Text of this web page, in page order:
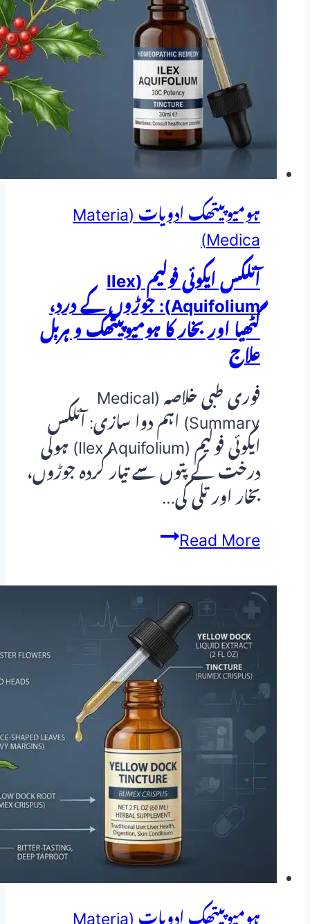
ہومیوپیتھک ادویات (Materia
Medica)
آئلکس ایکوئی فولیم (Ilex
Aquifolium): جوڑوں کے درد،
گٹھیا اور بخار کا ہومیوپیتھک و ہربل
علاج
فوری طبی خلاصہ (Medical
Summary) اہم دوا سازی: آئلکس
ایکوئی فولیم (Ilex Aquifolium) ہولی
درخت کے پتوں سے تیار کردہ جوڑوں،
بخار اور تلی کی…
Read Moreآئلکس
فولیم
(Ilex
Aquifolium):
جوڑوں
کے
درد،
گٹھیا
اور
بخار
کا
ہومیوپیتھک
و
ہربل
علاج
ہومیوپیتھک ادویات (Materia